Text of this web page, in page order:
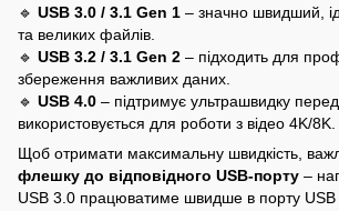
🔹 USB 3.0 / 3.1 Gen 1 – значно швидший,
та великих файлів.
🔹 USB 3.2 / 3.1 Gen 2 – підходить для
збереження важливих даних.
🔹 USB 4.0 – підтримує ультрашвидку
використовується для роботи з відео 4K/8K.
Щоб отримати максимальну швидкість,
флешку до відповідного USB-порту –
USB 3.0 працюватиме швидше в порту USB